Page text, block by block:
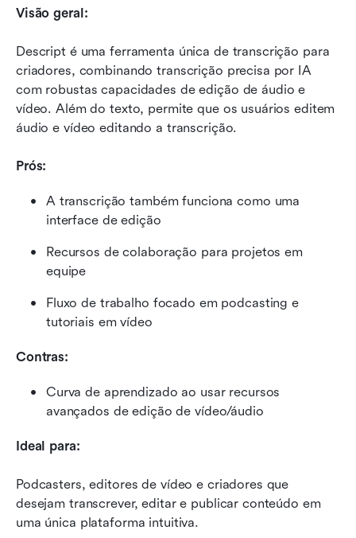
Visão geral:
Descript é uma ferramenta única de transcrição para
criadores, combinando transcrição precisa por IA
com robustas capacidades de edição de áudio e
vídeo. Além do texto, permite que os usuários editem
áudio e vídeo editando a transcrição.
Prós:
A transcrição também funciona como uma
interface de edição
Recursos de colaboração para projetos em
equipe
Fluxo de trabalho focado em podcasting e
tutoriais em vídeo
Contras:
Curva de aprendizado ao usar recursos
avançados de edição de vídeo/áudio
Ideal para:
Podcasters, editores de vídeo e criadores que
desejam transcrever, editar e publicar conteúdo em
uma única plataforma intuitiva.